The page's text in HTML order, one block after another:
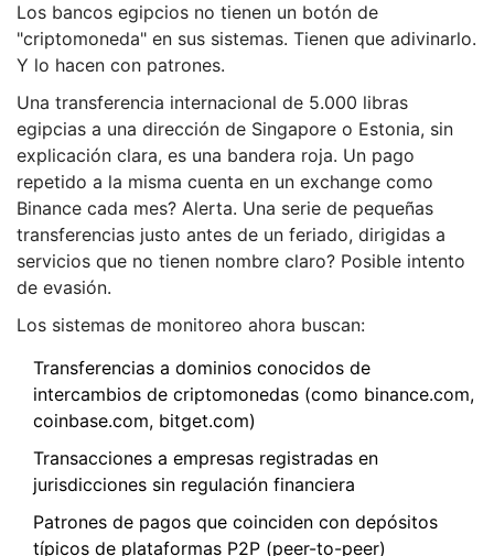
Los bancos egipcios no tienen un botón de
"criptomoneda" en sus sistemas. Tienen que adivinarlo.
Y lo hacen con patrones.
Una transferencia internacional de 5.000 libras
egipcias a una dirección de Singapore o Estonia, sin
explicación clara, es una bandera roja. Un pago
repetido a la misma cuenta en un exchange como
Binance cada mes? Alerta. Una serie de pequeñas
transferencias justo antes de un feriado, dirigidas a
servicios que no tienen nombre claro? Posible intento
de evasión.
Los sistemas de monitoreo ahora buscan:
Transferencias a dominios conocidos de
intercambios de criptomonedas (como binance.com,
coinbase.com, bitget.com)
Transacciones a empresas registradas en
jurisdicciones sin regulación financiera
Patrones de pagos que coinciden con depósitos
típicos de plataformas P2P (peer-to-peer)